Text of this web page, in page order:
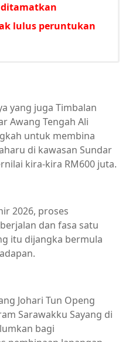
lulus peruntukan
yang juga Timbalan
Awang Tengah Ali
untuk membina
di kawasan Sundar
kira-kira RM600 juta.
2026, proses
dan fasa satu
itu dijangka bermula
Johari Tun Openg
Sarawakku Sayang di
bagi